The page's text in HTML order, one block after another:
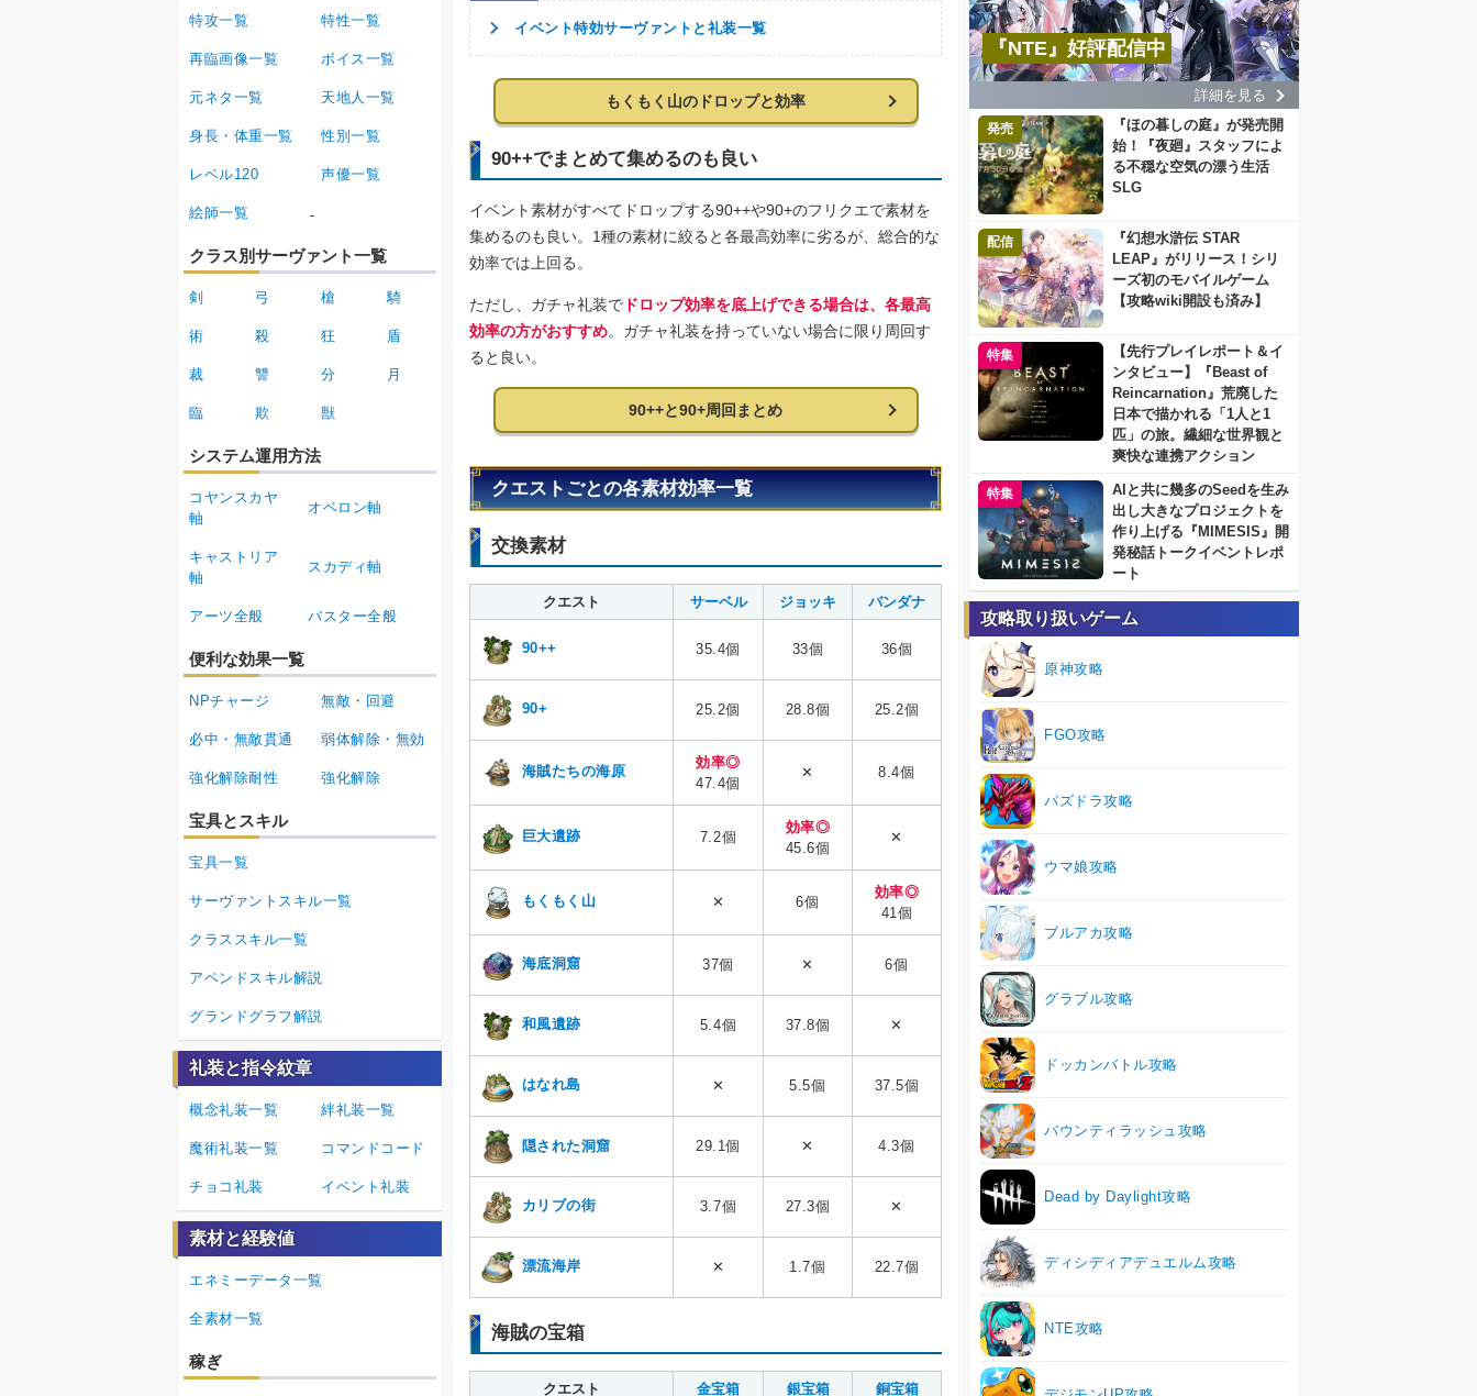
イベント特効サーヴァントと礼装一覧
もくもく山のドロップと効率
90++でまとめて集めるのも良い
イベント素材がすべてドロップする90++や90+のフリクエで素材を
集めるのも良い。1種の素材に絞ると各最高効率に劣るが、総合的な
効率では上回る。
ただし、ガチャ礼装で ドロップ効率を底上げできる場合は、各最高
効率の方がおすすめ。ガチャ礼装を持っていない場合に限り周回す
ると良い。
90++と90+周回まとめ
クエストごとの各素材効率一覧
交換素材
クエスト サーベル ジョッキ バンダナ
90++ 35.4個 33個 36個
90+ 25.2個 28.8個 25.2個
海賊たちの海原
効率◎
47.4個
✕ 8.4個
巨大遺跡 7.2個
効率◎
45.6個
✕
もくもく山 ✕ 6個
効率◎
41個
海底洞窟 37個 ✕ 6個
和風遺跡 5.4個 37.8個 ✕
はなれ島 ✕ 5.5個 37.5個
隠された洞窟 29.1個 ✕ 4.3個
カリブの街 3.7個 27.3個 ✕
漂流海岸 ✕ 1.7個 22.7個
海賊の宝箱
クエスト 金宝箱 銀宝箱 銅宝箱
『NTE』好評配信中
詳細を見る
発売
『ほの暮しの庭』が発売開
始！『夜廻』スタッフによ
る不穏な空気の漂う生活
SLG
配信
『幻想水滸伝 STAR
LEAP』がリリース！シリ
ーズ初のモバイルゲーム
【攻略wiki開設も済み】
特集
【先行プレイレポート＆イ
ンタビュー】『Beast of
Reincarnation』荒廃した
日本で描かれる「1人と1
匹」の旅。繊細な世界観と
爽快な連携アクション
特集
AIと共に幾多のSeedを生み
出し大きなプロジェクトを
作り上げる『MIMESIS』開
発秘話トークイベントレポ
ート
攻略取り扱いゲーム
原神攻略
FGO攻略
パズドラ攻略
ウマ娘攻略
ブルアカ攻略
グラブル攻略
ドッカンバトル攻略
バウンティラッシュ攻略
Dead by Daylight攻略
ディシディアデュエルム攻略
NTE攻略
特攻一覧 特性一覧
再臨画像一覧 ボイス一覧
元ネタ一覧 天地人一覧
身長・体重一覧 性別一覧
レベル120 声優一覧
絵師一覧 -
クラス別サーヴァント一覧
剣 弓 槍 騎
術 殺 狂 盾
裁 讐 分 月
臨 欺 獣
システム運用方法
コヤンスカヤ
軸
オベロン軸
キャストリア
軸
スカディ軸
アーツ全般 バスター全般
便利な効果一覧
NPチャージ 無敵・回避
必中・無敵貫通 弱体解除・無効
強化解除耐性 強化解除
宝具とスキル
宝具一覧
サーヴァントスキル一覧
クラススキル一覧
アペンドスキル解説
グランドグラフ解説
礼装と指令紋章
概念礼装一覧 絆礼装一覧
魔術礼装一覧 コマンドコード
チョコ礼装 イベント礼装
素材と経験値
エネミーデータ一覧
全素材一覧
稼ぎ